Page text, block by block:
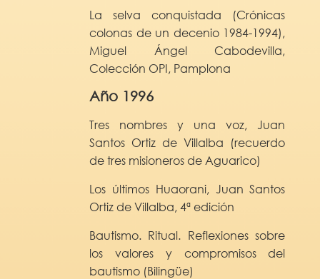
La selva conquistada (Crónicas
colonas de un decenio 1984-1994),
Miguel Ángel Cabodevilla,
Colección OPI, Pamplona
Año 1996
Tres nombres y una voz, Juan
Santos Ortiz de Villalba (recuerdo
de tres misioneros de Aguarico)
Los últimos Huaorani, Juan Santos
Ortiz de Villalba, 4ª edición
Bautismo. Ritual. Reflexiones sobre
los valores y compromisos del
bautismo (Bilingüe)